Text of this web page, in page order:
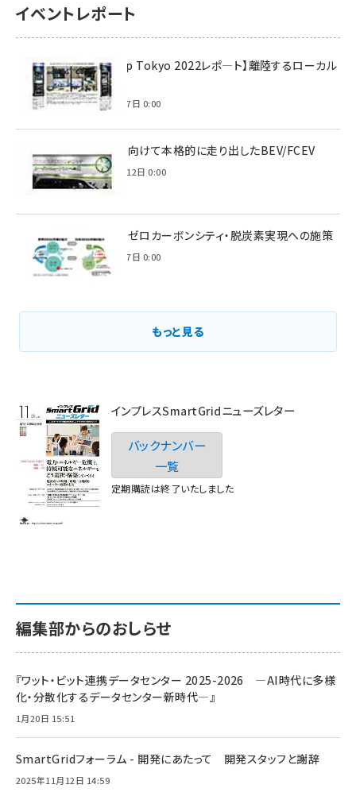
イベントレポート
【Interop Tokyo 2022レポ—ト】離陸するローカル
5G！
2022年7月7日 0:00
脱炭素に向けて本格的に走り出したBEV/FCEV
2022年6月12日 0:00
環境省のゼロカーボンシティ・脱炭素実現への施策
2021年3月7日 0:00
もっと見る
インプレスSmartGridニューズレター
バックナンバー
一覧
定期購読は終了いたしました
編集部からのおしらせ
『ワット・ビット連携データセンター 2025-2026 ―AI時代に多様
化・分散化するデータセンター新時代―』
1月20日 15:51
SmartGridフォーラム - 開発にあたって 開発スタッフと謝辞
2025年11月12日 14:59